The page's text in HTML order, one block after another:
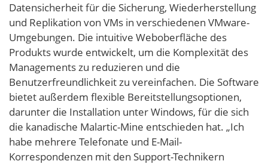
Datensicherheit für die Sicherung, Wiederherstellung
und Replikation von VMs in verschiedenen VMware-
Umgebungen. Die intuitive Weboberfläche des
Produkts wurde entwickelt, um die Komplexität des
Managements zu reduzieren und die
Benutzerfreundlichkeit zu vereinfachen. Die Software
bietet außerdem flexible Bereitstellungsoptionen,
darunter die Installation unter Windows, für die sich
die kanadische Malartic-Mine entschieden hat. „Ich
habe mehrere Telefonate und E-Mail-
Korrespondenzen mit den Support-Technikern